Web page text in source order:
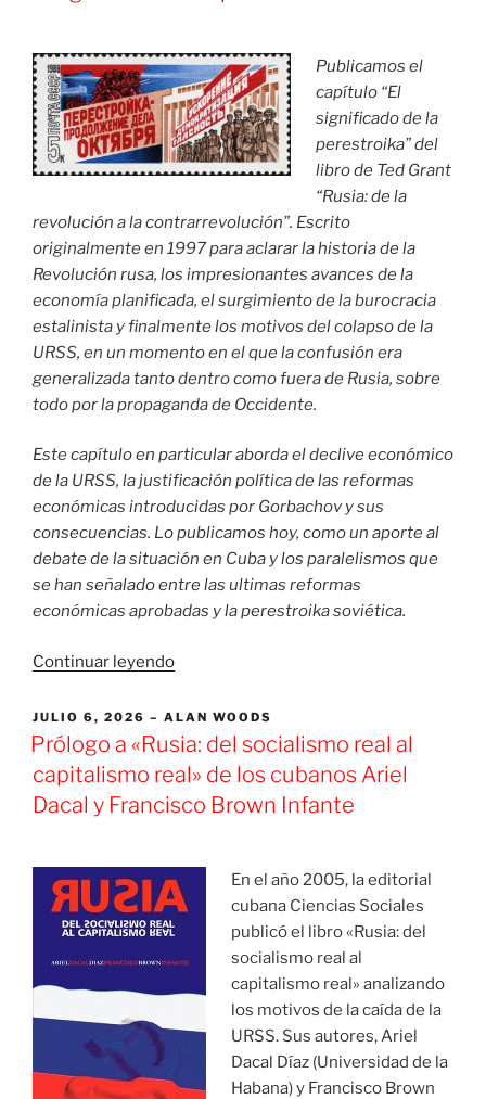
militares
de
las
genocidas
Fuerzas
Defensa
Israelíes»
Publicamos el
capítulo “El
significado de la
perestroika” del
libro de Ted Grant
“Rusia: de la
revolución a la contrarrevolución”. Escrito
originalmente en 1997 para aclarar la historia de la
Revolución rusa, los impresionantes avances de la
economía planificada, el surgimiento de la burocracia
estalinista y finalmente los motivos del colapso de la
URSS, en un momento en el que la confusión era
generalizada tanto dentro como fuera de Rusia, sobre
todo por la propaganda de Occidente.
Este capítulo en particular aborda el declive económico
de la URSS, la justificación política de las reformas
económicas introducidas por Gorbachov y sus
consecuencias. Lo publicamos hoy, como un aporte al
debate de la situación en Cuba y los paralelismos que
se han señalado entre las ultimas reformas
económicas aprobadas y la perestroika soviética.
Continuar leyendo«El
de
la
perestroika»
PUBLICADO
EL
JULIO 6, 2026 ALAN WOODS
Prólogo a «Rusia: del socialismo real al
capitalismo real» de los cubanos Ariel
Dacal y Francisco Brown Infante
En el año 2005, la editorial
cubana Ciencias Sociales
publicó el libro «Rusia: del
socialismo real al
capitalismo real» analizando
los motivos de la caída de la
URSS. Sus autores, Ariel
Dacal Díaz (Universidad de la
Habana) y Francisco Brown